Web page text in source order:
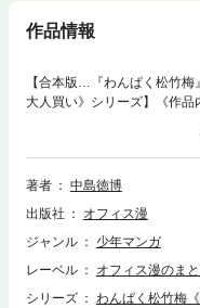
作品情報
【合本版…『わんぱく松竹
大人買い》シリーズ】《作
勝負打てや！ ここは大阪千
た。気は優しく力持ち、曲
だ！ 登校中、水牛に乗った
徒に暴行される現場を目撃
ちは太閤小学校を壊滅させる
太郎はコレを見事迎撃！ 大
るのか！ 中島徳博先生がお
マの傑作、合本版：第１巻
著者
中島徳博
出版社
オフィス漫
ジャンル
少年マンガ
レーベル
オフィス漫のま
シリーズ
わんぱく松竹梅《